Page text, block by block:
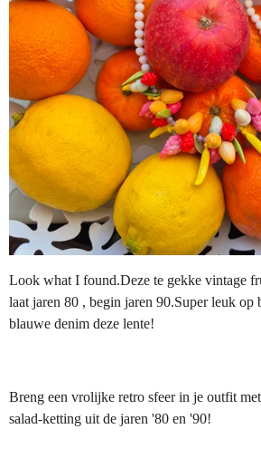
Look what I found.Deze te gekke vintage
laat jaren 80 , begin jaren 90.Super leuk op
blauwe denim deze lente!
Breng een vrolijke retro sfeer in je outfit
salad-ketting uit de jaren '80 en '90!